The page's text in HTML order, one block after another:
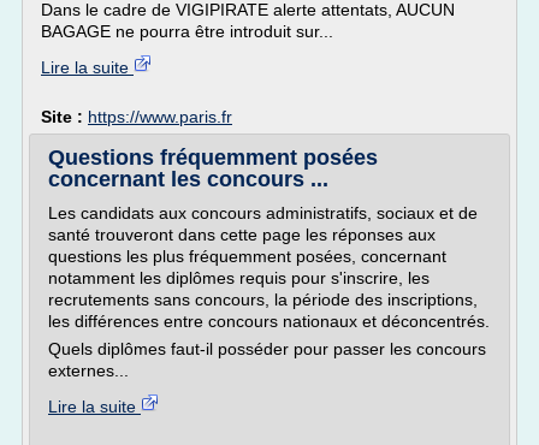
Dans le cadre de VIGIPIRATE alerte attentats, AUCUN
BAGAGE ne pourra être introduit sur...
Lire la suite
Site : https://www.paris.fr
Questions fréquemment posées
concernant les concours ...
Les candidats aux concours administratifs, sociaux et de
santé trouveront dans cette page les réponses aux
questions les plus fréquemment posées, concernant
notamment les diplômes requis pour s'inscrire, les
recrutements sans concours, la période des inscriptions,
les différences entre concours nationaux et déconcentrés.
Quels diplômes faut-il posséder pour passer les concours
externes...
Lire la suite